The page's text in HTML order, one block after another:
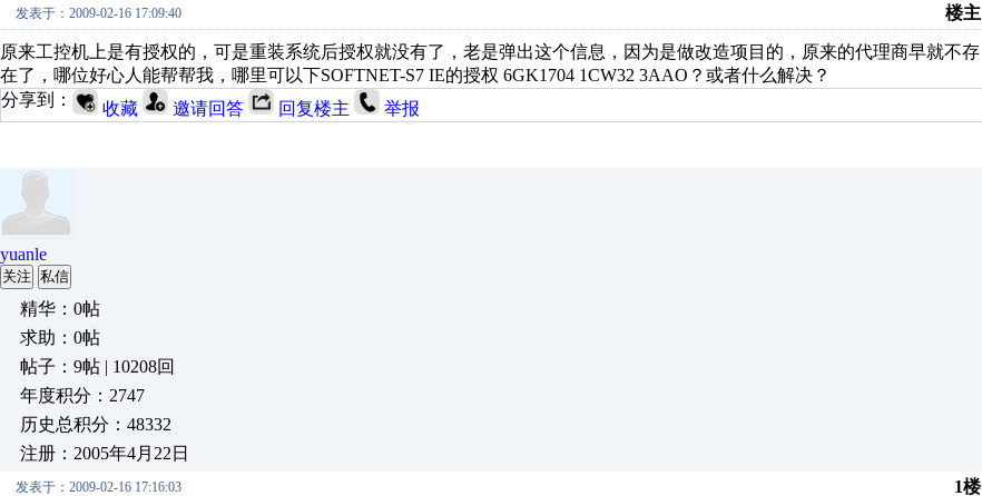
发表于：2009-02-16 17:09:40 楼主
原来工控机上是有授权的，可是重装系统后授权就没有了，老是弹出这个信息，因为是做改造项目的，原来的代理商早就不存
在了，哪位好心人能帮帮我，哪里可以下SOFTNET-S7 IE的授权 6GK1704 1CW32 3AAO？或者什么解决？
分享到：
收藏 邀请回答 回复楼主 举报
yuanle
关注 私信
精华：0帖
求助：0帖
帖子：9帖 | 10208回
年度积分：2747
历史总积分：48332
注册：2005年4月22日
发表于：2009-02-16 17:16:03 1楼